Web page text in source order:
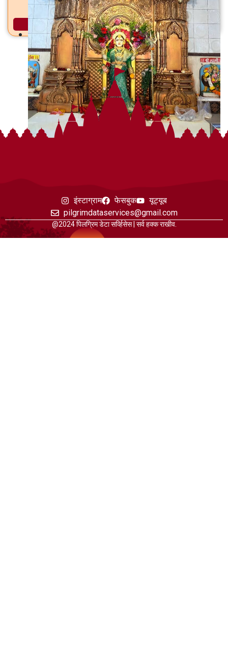
स्वयंभू गणेश देवस्थान वझिरा, बोरिवली (प.), मुंबई
अधिक माहिती
इंस्टाग्राम फेसबुक
यूट्यूब
pilgrimdataservices@gmail.com
@2024 पिलग्रिम डेटा सर्व्हिसेस | सर्व हक्क राखीव.